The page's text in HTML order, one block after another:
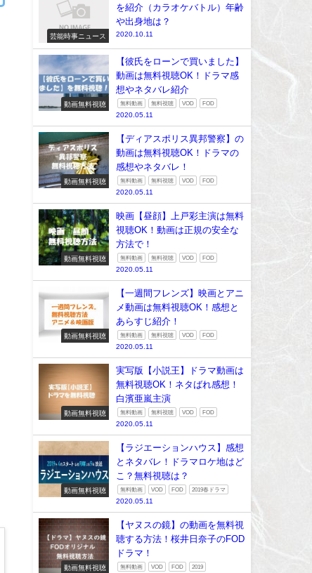
芸能時事ニュース
を紹介（カラオケバトル）年齢
や出身地は？
2020.10.11
動画無料視聴
【彼氏をローンで買いました】
動画は無料視聴OK！ドラマ感
想やネタバレ紹介
無料動画 無料視聴 VOD FOD
2020.05.11
動画無料視聴
【ディアスポリス異邦警察】の
動画は無料視聴OK！ドラマの
感想やネタバレ！
無料動画 無料視聴 VOD FOD
2020.05.11
動画無料視聴
映画【昼顔】上戸彩主演は無料
視聴OK！動画は正規の安全な
方法で！
無料動画 無料視聴 VOD FOD
2020.05.11
動画無料視聴
【一週間フレンズ】映画とアニ
メ動画は無料視聴OK！感想と
あらすじ紹介！
無料動画 無料視聴 VOD FOD
2020.05.11
動画無料視聴
実写版【小説王】ドラマ動画は
無料視聴OK！ネタばれ感想！
白濱亜嵐主演
無料動画 無料視聴 VOD FOD
2020.05.11
動画無料視聴
【ラジエーションハウス】感想
とネタバレ！ドラマロケ地はど
こ？無料視聴は？
無料動画 VOD FOD 2019春ドラマ
2020.05.11
動画無料視聴
【ヤヌスの鏡】の動画を無料視
聴する方法！桜井日奈子のFOD
ドラマ！
無料動画 VOD FOD 2019